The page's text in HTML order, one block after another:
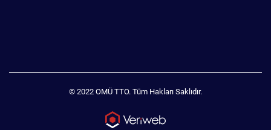
© 2022 OMÜ TTO. Tüm Hakları Saklıdır.